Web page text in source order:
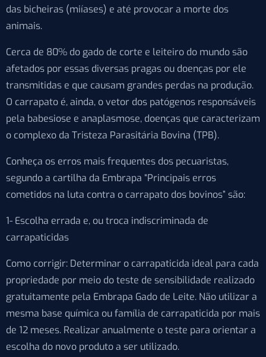
das bicheiras (miíases) e até provocar a morte dos
animais.
Cerca de 80% do gado de corte e leiteiro do mundo são
afetados por essas diversas pragas ou doenças por ele
transmitidas e que causam grandes perdas na produção.
O carrapato é, ainda, o vetor dos patógenos responsáveis
pela babesiose e anaplasmose, doenças que caracterizam
o complexo da Tristeza Parasitária Bovina (TPB).
Conheça os erros mais frequentes dos pecuaristas,
segundo a cartilha da Embrapa “Principais erros
cometidos na luta contra o carrapato dos bovinos” são:
1- Escolha errada e, ou troca indiscriminada de
carrapaticidas
Como corrigir: Determinar o carrapaticida ideal para cada
propriedade por meio do teste de sensibilidade realizado
gratuitamente pela Embrapa Gado de Leite. Não utilizar a
mesma base química ou família de carrapaticida por mais
de 12 meses. Realizar anualmente o teste para orientar a
escolha do novo produto a ser utilizado.